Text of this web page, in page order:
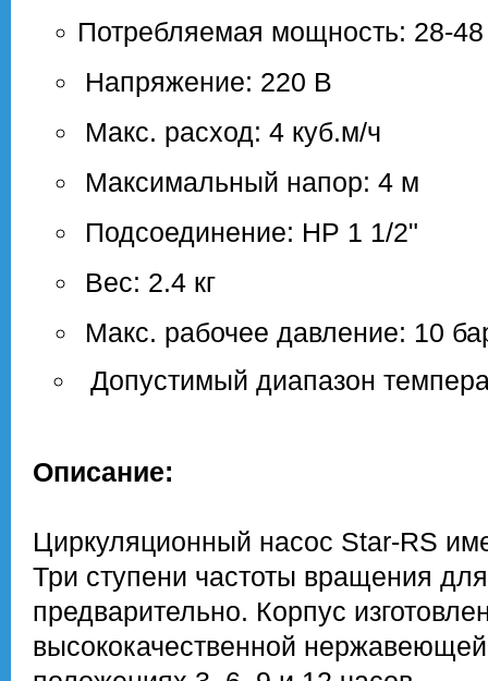
Потребляемая мощность: 28-
Напряжение: 220 В
Макс. расход: 4 куб.м/ч
Максимальный напор: 4 м
Подсоединение: НР 1 1/2"
Вес: 2.4 кг
Макс. рабочее давление: 10
Допустимый диапазон
Описание:
Циркуляционный насос Star-RS
Три ступени частоты вращения
предварительно. Корпус
высококачественной